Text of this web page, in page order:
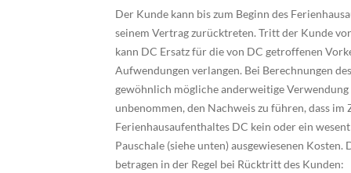
Der Kunde kann bis zum Beginn des
seinem Vertrag zurücktreten. Tritt der Kunde
kann DC Ersatz für die von DC getroffenen
Aufwendungen verlangen. Bei Berechnungen
gewöhnlich mögliche anderweitige
unbenommen, den Nachweis zu führen, dass
Ferienhausaufenthaltes DC kein oder ein
Pauschale (siehe unten) ausgewiesenen
betragen in der Regel bei Rücktritt des Kunden: